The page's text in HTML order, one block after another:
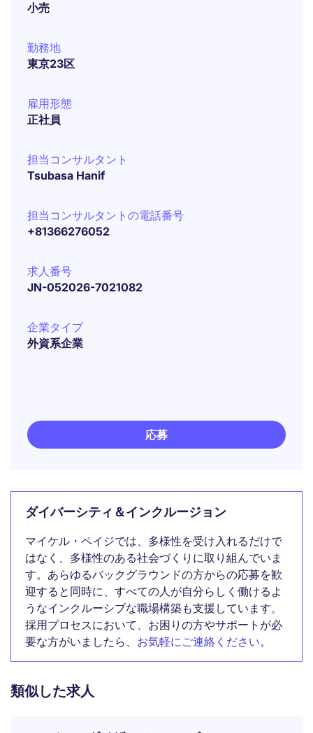
小売
勤務地
東京23区
雇用形態
正社員
担当コンサルタント
Tsubasa Hanif
担当コンサルタントの電話番号
+81366276052
求人番号
JN-052026-7021082
企業タイプ
外資系企業
応募
ダイバーシティ＆インクルージョン
マイケル・ペイジでは、多様性を受け入れるだけで
はなく、多様性のある社会づくりに取り組んでいま
す。あらゆるバックグラウンドの方からの応募を歓
迎すると同時に、すべての人が自分らしく働けるよ
うなインクルーシブな職場構築も支援しています。
採用プロセスにおいて、お困りの方やサポートが必
要な方がいましたら、 お気軽にご連絡ください。
類似した求人